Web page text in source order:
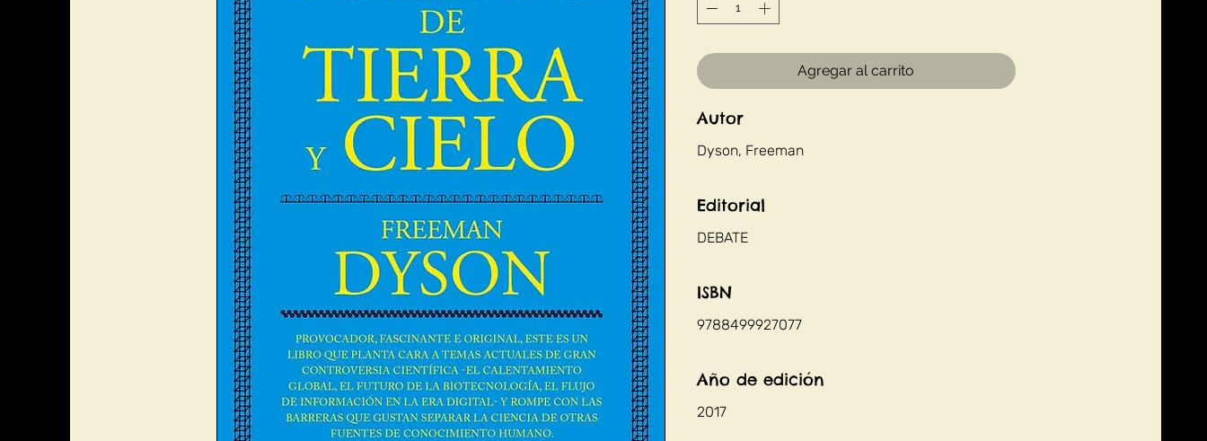
Agregar al carrito
Autor
Dyson, Freeman
Editorial
DEBATE
ISBN
9788499927077
Año de edición
2017